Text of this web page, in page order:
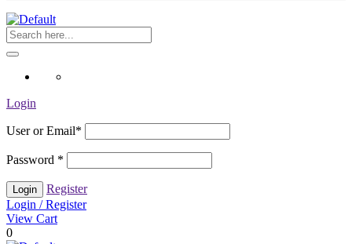
Login
User or Email*
Password *
Register
Login / Register
View Cart
0